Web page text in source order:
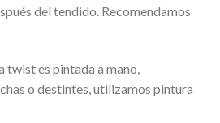
del tendido. Recomendamos
twist es pintada a mano,
o destintes, utilizamos pintura